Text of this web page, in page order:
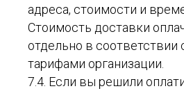
адреса, стоимости и
Стоимость доставки
отдельно в
тарифами организации.
7.4. Если вы решили